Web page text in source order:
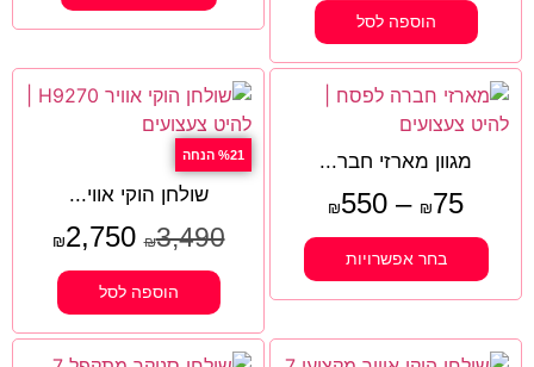
הוספה לסל
מגוון מארזי חבר...
₪75
–
₪550
בחר אפשרויות
%21 הנחה
שולחן הוקי אווי...
₪3,490
₪2,750
הוספה לסל